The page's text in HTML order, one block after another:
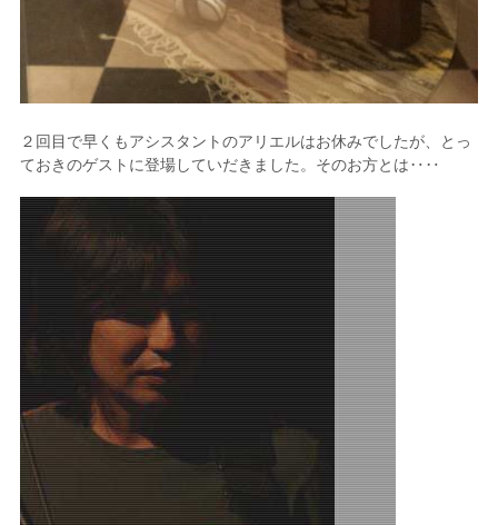
２回目で早くもアシスタントのアリエルはお休みでしたが、とっ
ておきのゲストに登場していだきました。そのお方とは‥‥